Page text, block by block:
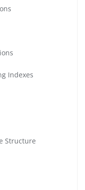
Indexes
Structure